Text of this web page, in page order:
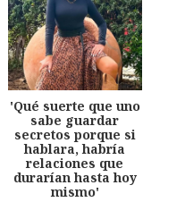
'Qué suerte que uno
sabe guardar
secretos porque si
hablara, habría
relaciones que
durarían hasta hoy
mismo'